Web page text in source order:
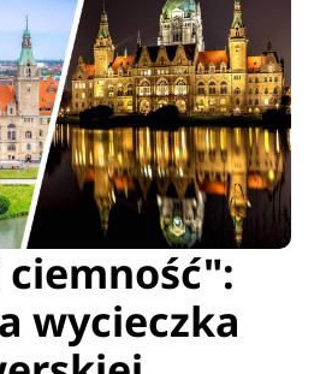
ciemność":
wycieczka